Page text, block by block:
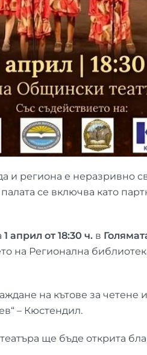
и региона е неразривно
се включва като
1 април от 18:30 ч. в
на Регионална
на кътове за
– Кюстендил.
ще бъде открита